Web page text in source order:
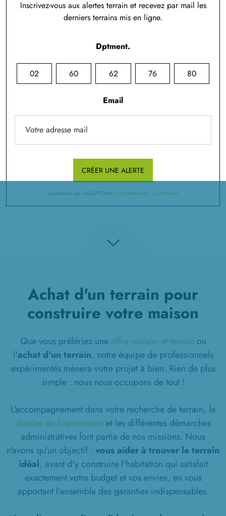
Inscrivez-vous aux alertes terrain et recevez par mail les
derniers terrains mis en ligne.
Dptment.
02 60 62 76 80
Email
CRÉER UNE ALERTE
protection par reCAPTCHA Confidentialité - Conditions
Achat d'un terrain pour
construire votre maison
Que vous préfériez une offre maison et terrain ou
l'achat d'un terrain, notre équipe de professionnels
expérimentés mènera votre projet à bien. Rien de plus
simple : nous nous occupons de tout !
L'accompagnement dans votre recherche de terrain, le
dossier de financementet les différentes démarches
administratives font partie de nos missions. Nous
n'avons qu'un objectif : vous aider à trouver le terrain
idéal, avant d'y construire l'habitation qui satisfait
exactement votre budget et vos envies, en vous
apportant l'ensemble des garanties indispensables.